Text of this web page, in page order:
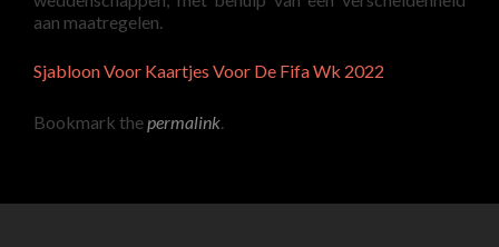
aan maatregelen.
Sjabloon Voor Kaartjes Voor De Fifa Wk 2022
Bookmark thepermalink.